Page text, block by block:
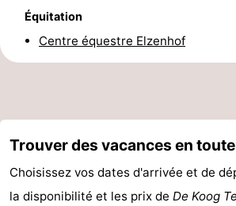
Églises
de
-
Fermes
-
Équitation
Centre équestre Elzenhof
Trouver des vacances en
Choisissez vos dates d'arrivée et de
la disponibilité et les prix de De Koog